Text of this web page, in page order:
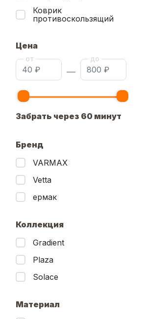
Коврик
противоскользящий
Цена
от
—
до
Забрать через 60 минут
Бренд
VARMAX
Vetta
ермак
Коллекция
Gradient
Plaza
Solace
Материал